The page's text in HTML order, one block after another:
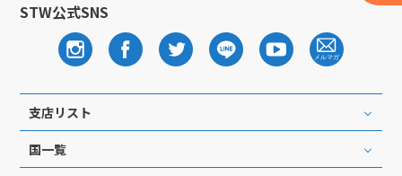
STW公式SNS
支店リスト
国一覧